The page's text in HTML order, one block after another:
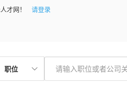
才网！
请登录
职位